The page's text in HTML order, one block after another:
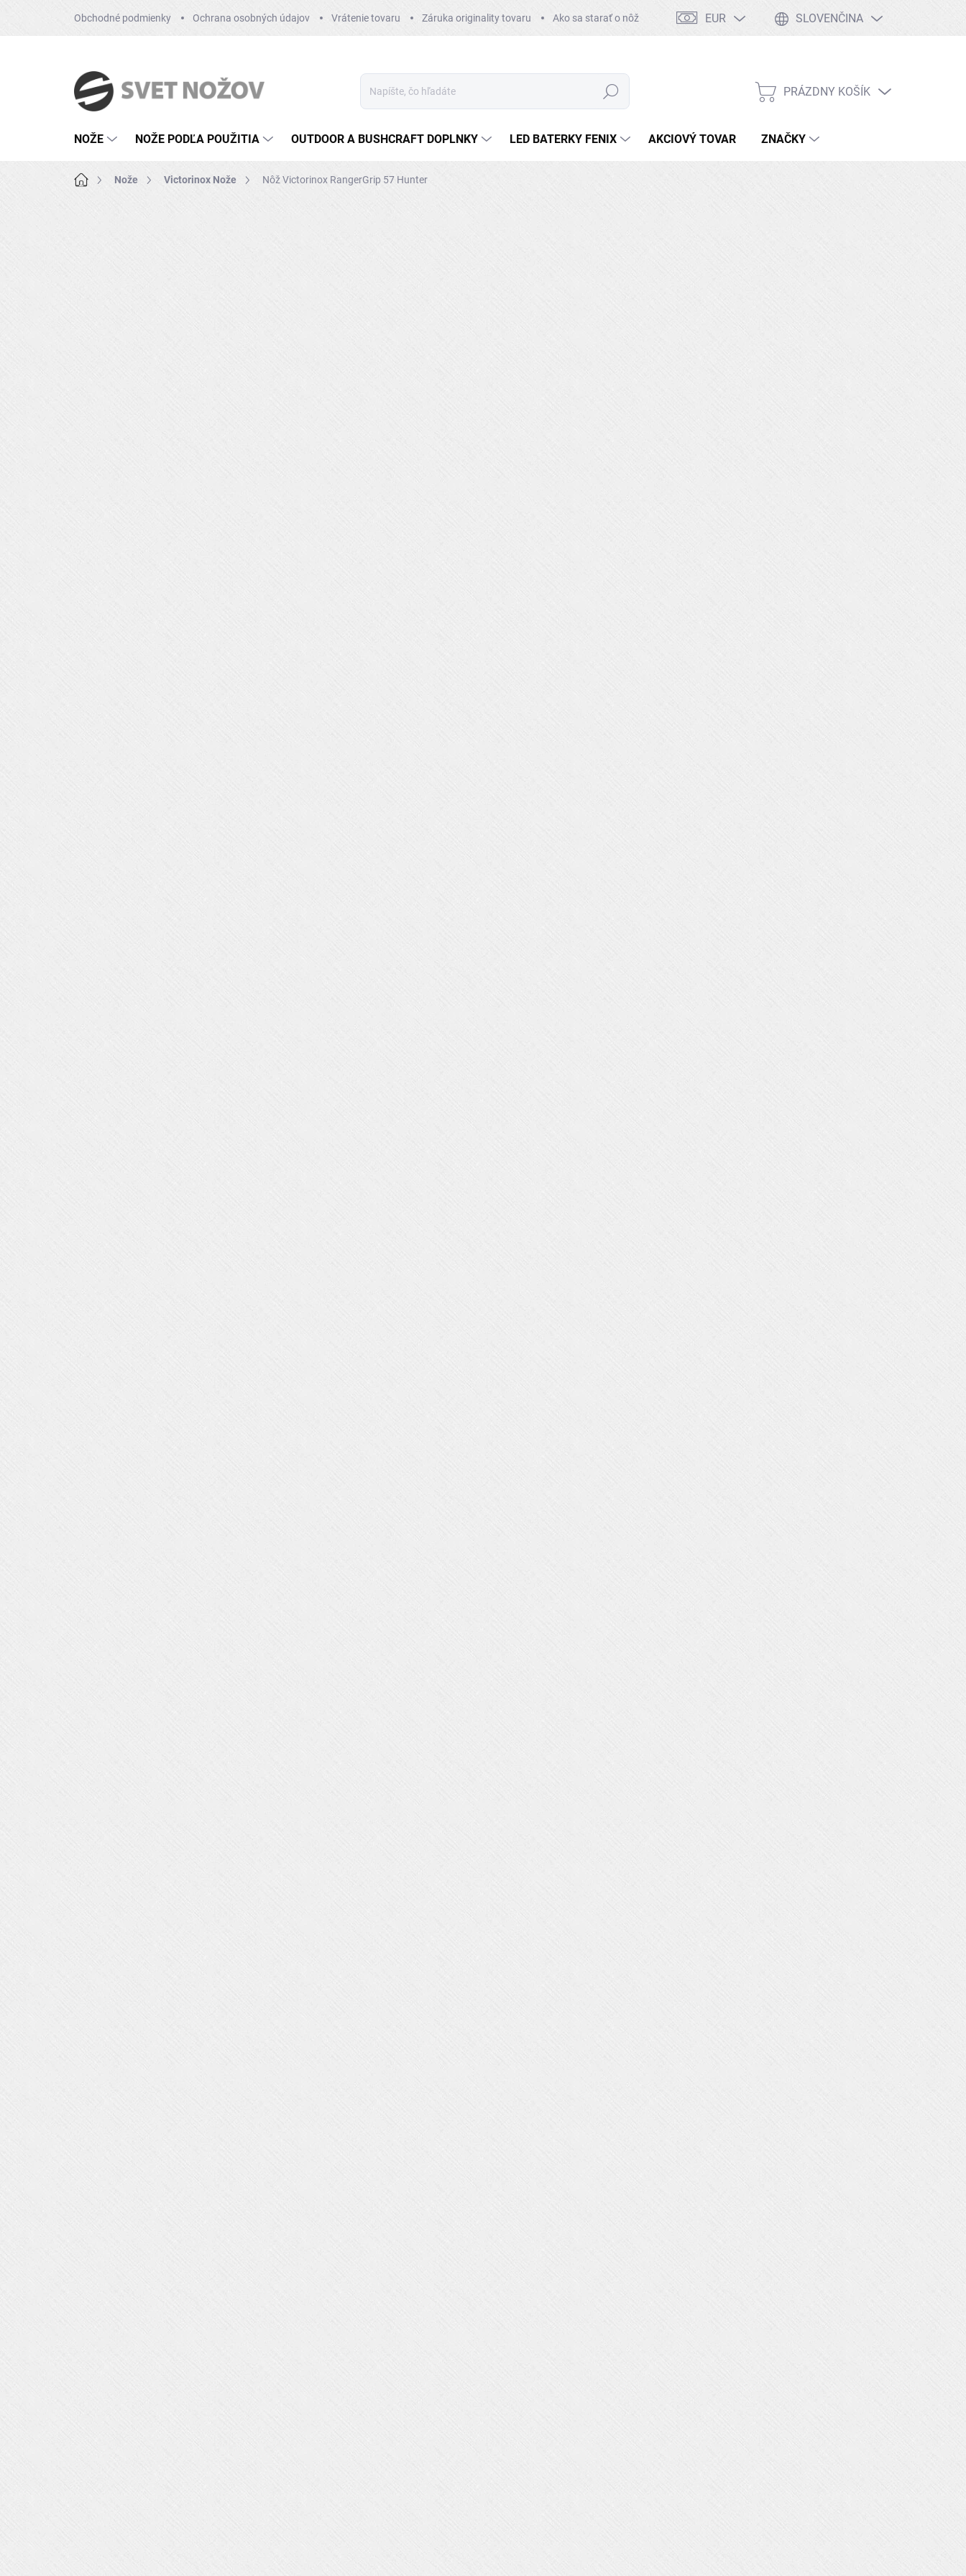
Obchodné podmienky Ochrana osobných údajov Vrátenie tovaru Záruka originality tovaru Ako sa starať o nôž Tabuľka ocelí Kontakty Doprava a platby
EUR SLOVENČINA
Hľadať
NÁKUPNÝ
PRÁZDNY KOŠÍK
NOŽE NOŽE PODĽA POUŽITIA OUTDOOR A BUSHCRAFT DOPLNKY LED BATERKY FENIX AKCIOVÝ TOVAR ZNAČKY
DomovNože Victorinox Nože Nôž Victorinox RangerGrip 57 Hunter